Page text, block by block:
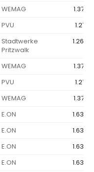
WEMAG
1.377
PVU
1.271
Stadtwerke
Pritzwalk
1.268
WEMAG
1.377
PVU
1.271
WEMAG
1.377
E.ON
1.636
E.ON
1.636
E.ON
1.636
E.ON
1.636